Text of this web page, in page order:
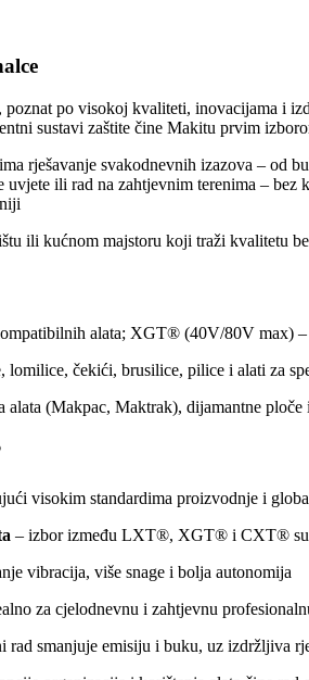
po visokoj kvaliteti, inovacijama i
sustavi zaštite čine Makitu prvim
rješavanje svakodnevnih izazova – od
ili rad na zahtjevnim terenima –
ili kućnom majstoru koji traži kvalitetu
alata; XGT® (40V/80V max) –
lomilice, čekići, brusilice, pilice i alati za
alata (Makpac, Maktrak), dijamantne
visokim standardima proizvodnje i
– izbor između LXT®, XGT® i CXT®
vibracija, više snage i bolja autonomija
za cjelodnevnu i zahtjevnu
rad smanjuje emisiju i buku, uz izdržljiva